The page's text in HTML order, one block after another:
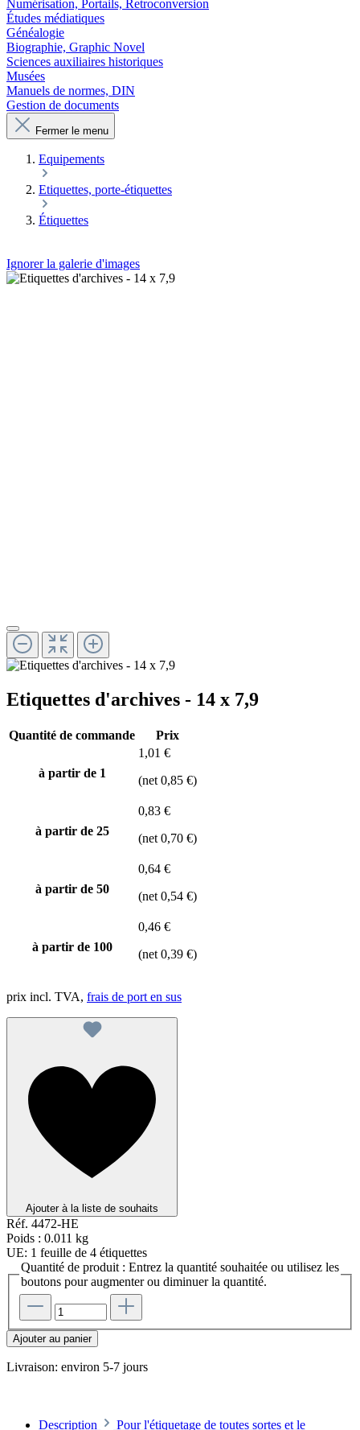
Numérisation, Portails, Retroconversion
Études médiatiques
Généalogie
Biographie, Graphic Novel
Sciences auxiliaires historiques
Musées
Manuels de normes, DIN
Gestion de documents
Fermer le menu
Equipements
Etiquettes, porte-étiquettes
Étiquettes
Ignorer la galerie d'images
Etiquettes d'archives - 14 x 7,9
Quantité de commande Prix
à partir de 1
1,01 €
(net 0,85 €)
à partir de 25
0,83 €
(net 0,70 €)
à partir de 50
0,64 €
(net 0,54 €)
à partir de 100
0,46 €
(net 0,39 €)
prix incl. TVA, frais de port en sus
Ajouter à la liste de souhaits
Réf. 4472-HE
Poids : 0.011 kg
UE: 1 feuille de 4 étiquettes
Quantité de produit : Entrez la quantité souhaitée ou utilisez les
boutons pour augmenter ou diminuer la quantité.
Ajouter au panier
Livraison: environ 5-7 jours
Description
Pour l'étiquetage de toutes sortes et le